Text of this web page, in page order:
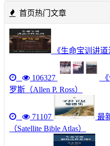
首页热门文章
《生命宝训讲
106327
罗斯（Allen P. Ross）
71107
最
（Satellite Bible Atlas）